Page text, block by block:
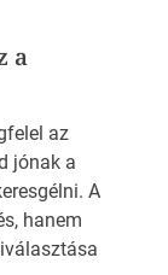
a
az
jónak a
A
hanem